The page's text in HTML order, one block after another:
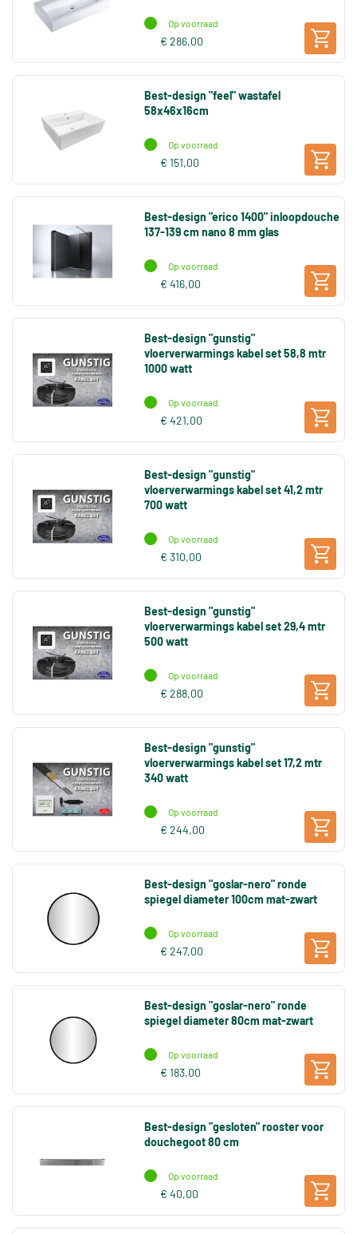
Op voorraad
€ 286,00
Best-design "feel" wastafel
58x46x16cm
Op voorraad
€ 151,00
Best-design "erico 1400" inloopdouche
137-139 cm nano 8 mm glas
Op voorraad
€ 416,00
Best-design "gunstig"
vloerverwarmings kabel set 58,8 mtr
1000 watt
Op voorraad
€ 421,00
Best-design "gunstig"
vloerverwarmings kabel set 41,2 mtr
700 watt
Op voorraad
€ 310,00
Best-design "gunstig"
vloerverwarmings kabel set 29,4 mtr
500 watt
Op voorraad
€ 288,00
Best-design "gunstig"
vloerverwarmings kabel set 17,2 mtr
340 watt
Op voorraad
€ 244,00
Best-design "goslar-nero" ronde
spiegel diameter 100cm mat-zwart
Op voorraad
€ 247,00
Best-design "goslar-nero" ronde
spiegel diameter 80cm mat-zwart
Op voorraad
€ 183,00
Best-design "gesloten" rooster voor
douchegoot 80 cm
Op voorraad
€ 40,00